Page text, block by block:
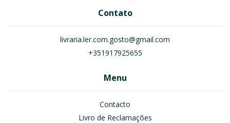
Contato
livraria.ler.com.gosto@gmail.com
+351917925655
Menu
Contacto
Livro de Reclamações